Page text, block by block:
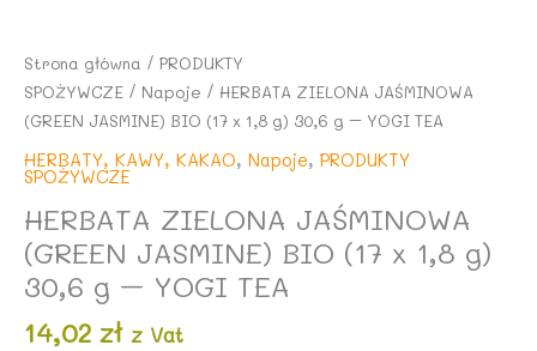
Strona główna / PRODUKTY
SPOŻYWCZE / Napoje / HERBATA ZIELONA JAŚMINOWA
(GREEN JASMINE) BIO (17 x 1,8 g) 30,6 g – YOGI TEA
HERBATY, KAWY, KAKAO, Napoje, PRODUKTY
SPOŻYWCZE
HERBATA ZIELONA JAŚMINOWA
(GREEN JASMINE) BIO (17 x 1,8 g)
30,6 g – YOGI TEA
14,02 zł z Vat